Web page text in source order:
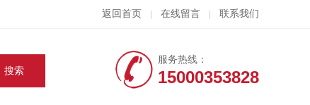
返回首页 在线留言 联系我们
服务热线：
15000353828